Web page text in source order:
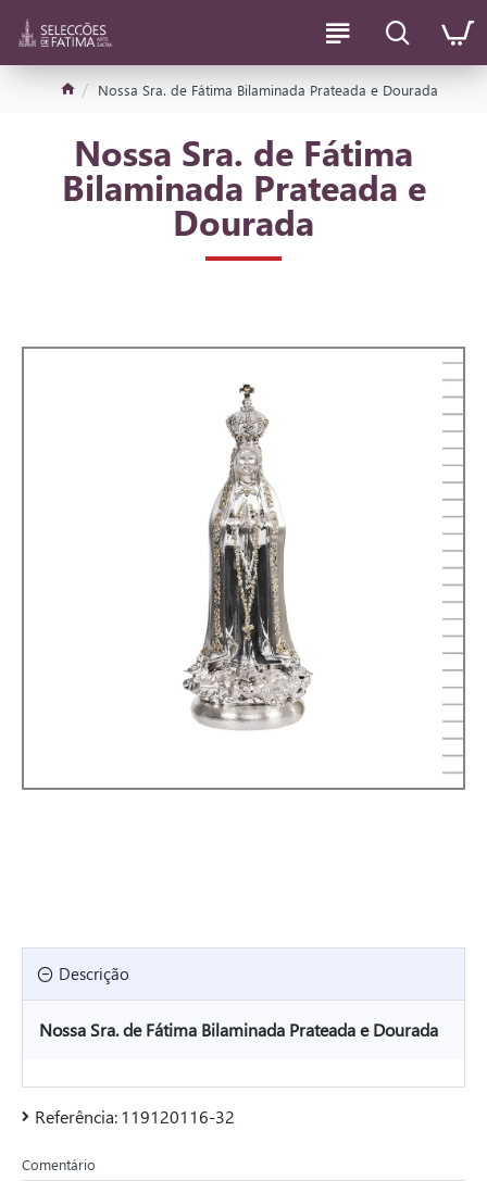
Nossa Sra. de Fátima Bilaminada Prateada e Dourada
Nossa Sra. de Fátima
Bilaminada Prateada e
Dourada
Descrição
Nossa Sra. de Fátima Bilaminada Prateada e Dourada
Referência:119120116-32
Comentário